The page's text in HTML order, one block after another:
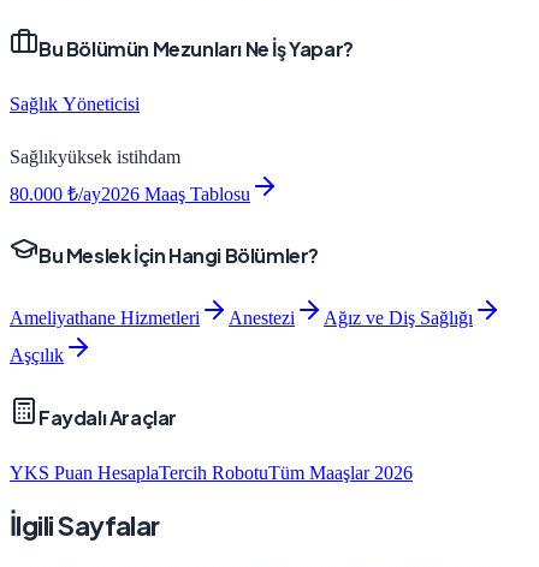
Bu Bölümün Mezunları Ne İş Yapar?
Sağlık Yöneticisi
Sağlıkyüksek istihdam
80.000 ₺/ay2026 Maaş Tablosu
Bu Meslek İçin Hangi Bölümler?
Ameliyathane Hizmetleri Anestezi
Ağız ve Diş Sağlığı
Aşçılık
Faydalı Araçlar
YKS Puan HesaplaTercih RobotuTüm Maaşlar 2026
İlgili Sayfalar